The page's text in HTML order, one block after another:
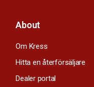
About
Om Kress
Hitta en återförsäljare
Dealer portal